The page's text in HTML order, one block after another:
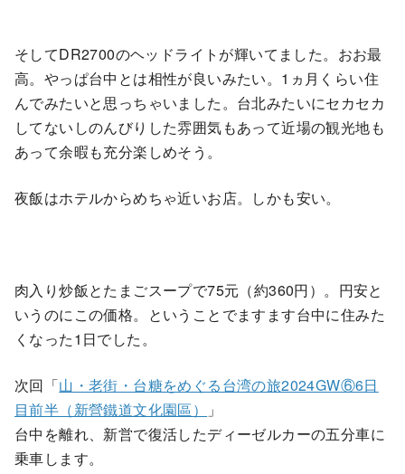
そしてDR2700のヘッドライトが輝いてました。おお最
高。やっぱ台中とは相性が良いみたい。1ヵ月くらい住
んでみたいと思っちゃいました。台北みたいにセカセカ
してないしのんびりした雰囲気もあって近場の観光地も
あって余暇も充分楽しめそう。
夜飯はホテルからめちゃ近いお店。しかも安い。
肉入り炒飯とたまごスープで75元（約360円）。円安と
いうのにこの価格。ということでますます台中に住みた
くなった1日でした。
次回「山・老街・台糖をめぐる台湾の旅2024GW⑥6日
目前半（新營鐵道文化園區）
」
台中を離れ、新営で復活したディーゼルカーの五分車に
乗車します。